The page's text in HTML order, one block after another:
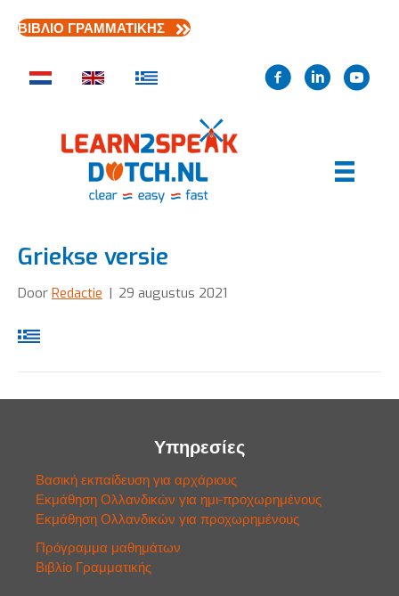
ΒΙΒΛΙΟ ΓΡΑΜΜΑΤΙΚΗΣ
Griekse versie
Door Redactie | 29 augustus 2021
Υπηρεσίες
Βασική εκπαίδευση για αρχάριους
Εκμάθηση Ολλανδικών για ημι-προχωρημένους
Εκμάθηση Ολλανδικών για προχωρημένους
Πρόγραμμα μαθημάτων
Βιβλίο Γραμματικής